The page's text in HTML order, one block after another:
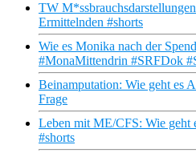
TW
Ermittelnden #shorts
Wie es Monika nach der
#MonaMittendrin #SRFDok
Beinamputation: Wie geht es
Frage
Leben mit ME/CFS: Wie geht
#shorts